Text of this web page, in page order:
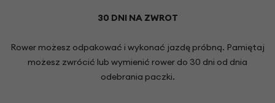
30 DNI NA ZWROT
Rower możesz odpakować i wykonać jazdę próbną. Pamiętaj
możesz zwrócić lub wymienić rower do 30 dni od dnia
odebrania paczki.